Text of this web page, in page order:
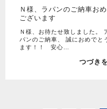
Ｎ様、ラパンのご納車お
ございます
Ｎ様、お待たせ致しました。
パンのご納車、 誠におめでと
ます！！ 安心…
つづき